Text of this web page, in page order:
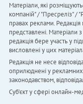
Матеріали, які
компаній" / "Пресреліз" /
правах реклами.
представлені.
редакція бере участь у
висловлені у цих
Редакція не несе
оприлюднені у рекламних
законодавством,
Cуб'єкт у сфері онлайн-